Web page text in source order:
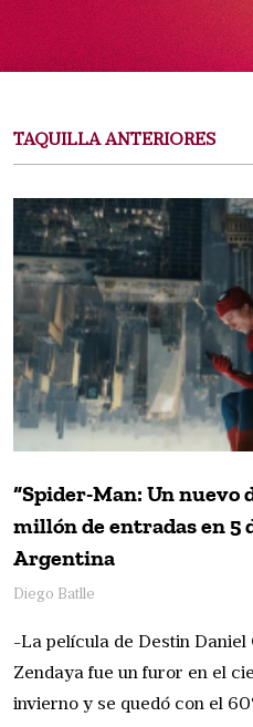
TAQUILLA ANTERIORES
“Spider-Man: Un nuevo
millón de entradas en 5
Argentina
Diego Batlle
-La película de Destin
Zendaya fue un furor en el
invierno y se quedó con el